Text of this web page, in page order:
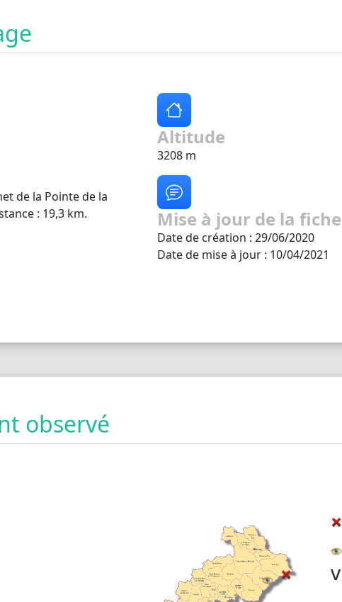
de la Pointe de la
: 19,3 km.
Altitude
3208 m
Mise à jour de la fiche
Date de création : 29/06/2020
Date de mise à jour : 10/04/2021
observé